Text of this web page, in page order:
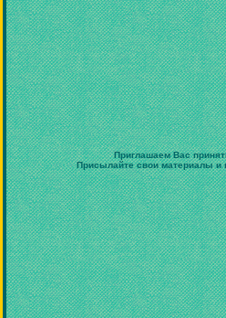
Приглашаем Вас
Присылайте свои материалы и